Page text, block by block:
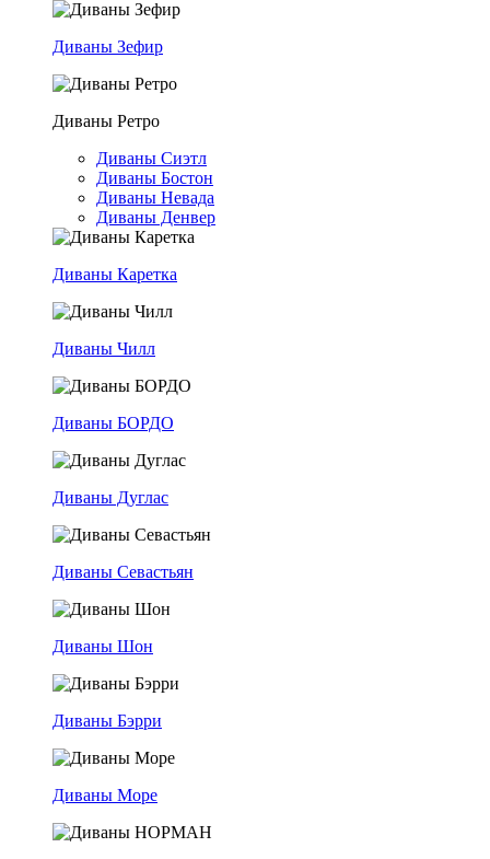
Диваны Зефир
Диваны Ретро
Диваны Сиэтл
Диваны Бостон
Диваны Невада
Диваны Денвер
Диваны Каретка
Диваны Чилл
Диваны БОРДО
Диваны Дуглас
Диваны Севастьян
Диваны Шон
Диваны Бэрри
Диваны Море